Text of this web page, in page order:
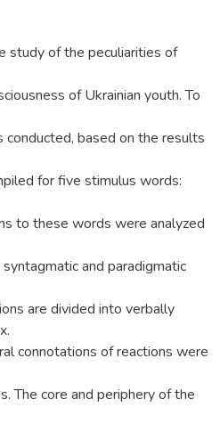
study of the peculiarities of
of Ukrainian youth. To
based on the results
for five stimulus words:
to these words were analyzed
and paradigmatic
are divided into verbally
connotations of reactions were
The core and periphery of the